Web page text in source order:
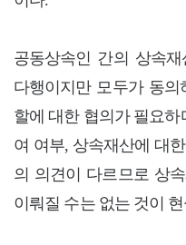
공동상속인 간의 상속
다행이지만 모두가 동
할에 대한 협의가 필요
여 여부, 상속재산에 대
의 의견이 다르므로 상
이뤄질 수는 없는 것이